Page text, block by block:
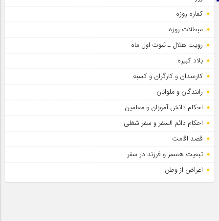
کفاره روزه
مبطلات روزه
رویت هلال ـ ثبوت اول ماه
بلاد کبیره
کارمندان و کارگران و کسبه
رانندگان و ملوانان
احکام دانش آموزان و معلمین
احکام دائم السفر و سفر شغلی
قصد اقامت
تبعیت همسر و فرزند در سفر
اعراض از وطن